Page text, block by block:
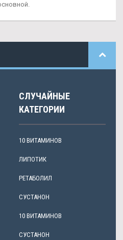
СЛУЧАЙНЫЕ
КАТЕГОРИИ
10 ВИТАМИНОВ
ЛИПОТИК
РЕТАБОЛИЛ
СУСТАНОН
10 ВИТАМИНОВ
СУСТАНОН